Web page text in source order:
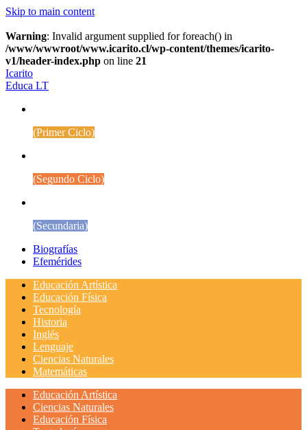
Skip to main content
Warning: Invalid argument supplied for foreach() in
/www/wwwroot/www.icarito.cl/wp-content/themes/icarito-
v1/header-index.php on line 21
Icarito
Educa LT
(Primer Ciclo)
(Segundo Ciclo)
(Secundaria)
Biografías
Efemérides
Educación Artística
Educación Física
Tecnología
Historia
Inglés
Lenguaje
Ciencias Naturales
Matemáticas
Educación Artística
Ciencias Naturales
Educación Física